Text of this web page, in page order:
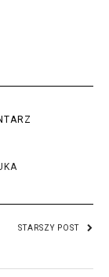
STARSZY POST